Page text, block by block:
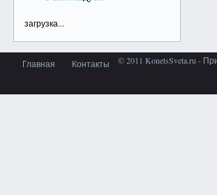
загрузка...
Главная Контакты © 2011 KonetsSveta.ru -